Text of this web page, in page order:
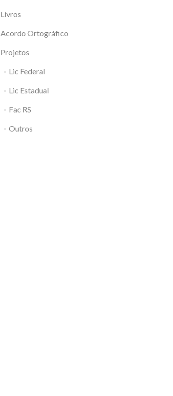
Livros
Acordo Ortográfico
Projetos
Lic Federal
Lic Estadual
Fac RS
Outros